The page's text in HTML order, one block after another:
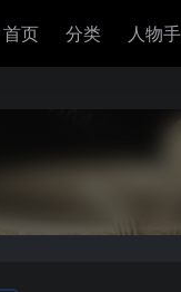
首页 分类 人物